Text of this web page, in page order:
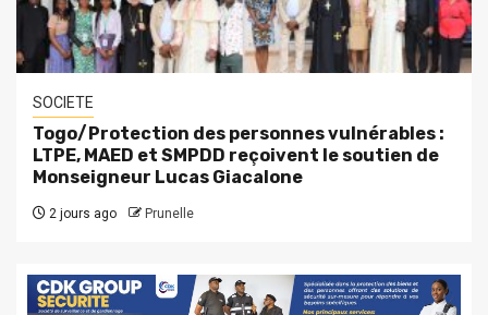
SOCIETE
Togo/Protection des personnes vulnérables :
LTPE, MAED et SMPDD reçoivent le soutien de
Monseigneur Lucas Giacalone
2 jours ago Prunelle